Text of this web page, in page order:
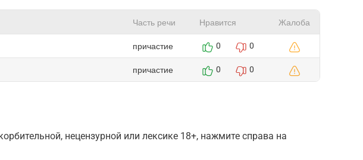
Часть речи Нравится Жалоба
причастие 0 0
причастие 0 0
нецензурной или лексике 18+, нажмите справа на